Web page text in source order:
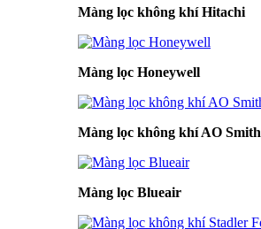
Màng lọc không khí Hitachi
Màng lọc Honeywell
Màng lọc không khí AO Smith
Màng lọc Blueair